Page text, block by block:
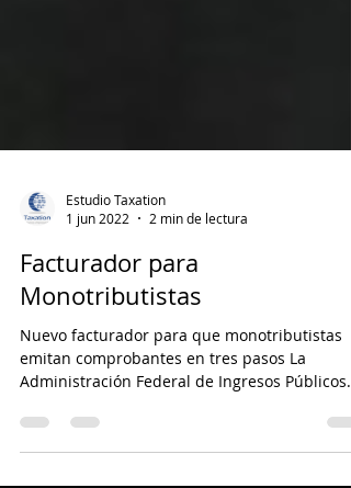
1 jun 2022
2 min de lectura
Facturador para
Monotributistas
Nuevo facturador para que monotributistas
Administración Federal de Ingresos Públicos
(AFIP) lanza...